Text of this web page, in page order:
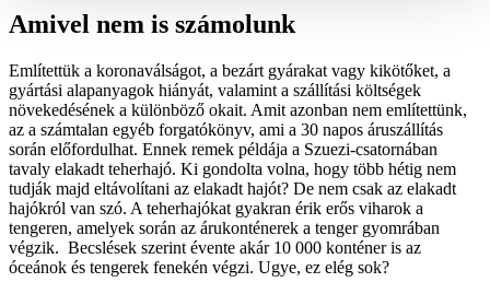
Amivel nem is számolunk
Említettük a koronaválságot, a bezárt gyárakat vagy kikötőket, a
gyártási alapanyagok hiányát, valamint a szállítási költségek
növekedésének a különböző okait. Amit azonban nem említettünk,
az a számtalan egyéb forgatókönyv, ami a 30 napos áruszállítás
során előfordulhat. Ennek remek példája a Szuezi-csatornában
tavaly elakadt teherhajó. Ki gondolta volna, hogy több hétig nem
tudják majd eltávolítani az elakadt hajót? De nem csak az elakadt
hajókról van szó. A teherhajókat gyakran érik erős viharok a
tengeren, amelyek során az árukonténerek a tenger gyomrában
végzik. Becslések szerint évente akár 10 000 konténer is az
óceánok és tengerek fenekén végzi. Ugye, ez elég sok?